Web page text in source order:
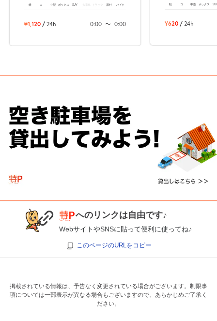
軽 コ 中型 ボックス SUV 大型車 トラック 原付 バイク
¥1,120 / 24h 0:00 〜 0:00
軽 コ 中型 ボックス
¥620 / 24h
へのリンクは自由です♪
WebサイトやSNSに貼って便利に使ってね♪
このページのURLをコピー
掲載されている情報は、予告なく変更されている場合がございます。制限事
項については一部表示が異なる場合もございますので、あらかじめご了承く
ださい。